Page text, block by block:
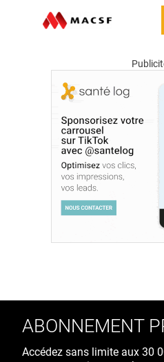
ABONNEMENT
Accédez sans limite aux 30